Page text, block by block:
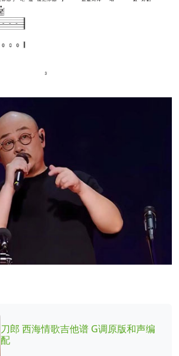
刀郎 西海情歌吉他谱 G调原版和声编
配